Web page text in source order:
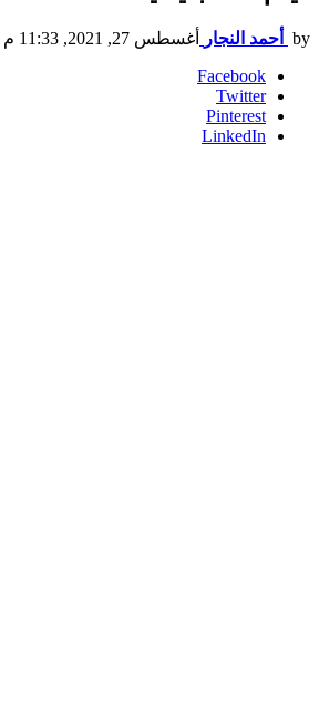
by أحمد النجار أغسطس 27, 2021, 11:33 م
Facebook
Twitter
Pinterest
LinkedIn